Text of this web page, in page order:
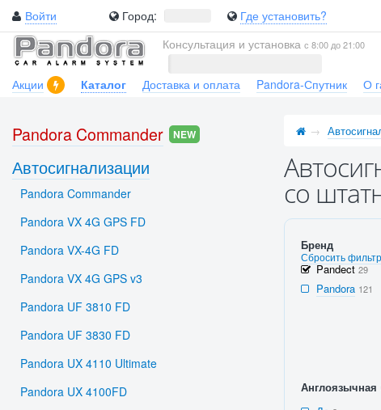
Войти Город: Где установить?
Консультация и установка с 8:00 до 21:00
Акции
Каталог Доставка и оплата Pandora-Спутник О
со
Бренд
Сбросить фильтр
Pandect29
Pandora 121
Англоязычная
Pandora Commander NEW
Автосигнализации
Pandora Commander
Pandora VX 4G GPS FD
Pandora VX-4G FD
Pandora VX 4G GPS v3
Pandora UF 3810 FD
Pandora UF 3830 FD
Pandora UX 4110 Ultimate
Pandora UX 4100FD